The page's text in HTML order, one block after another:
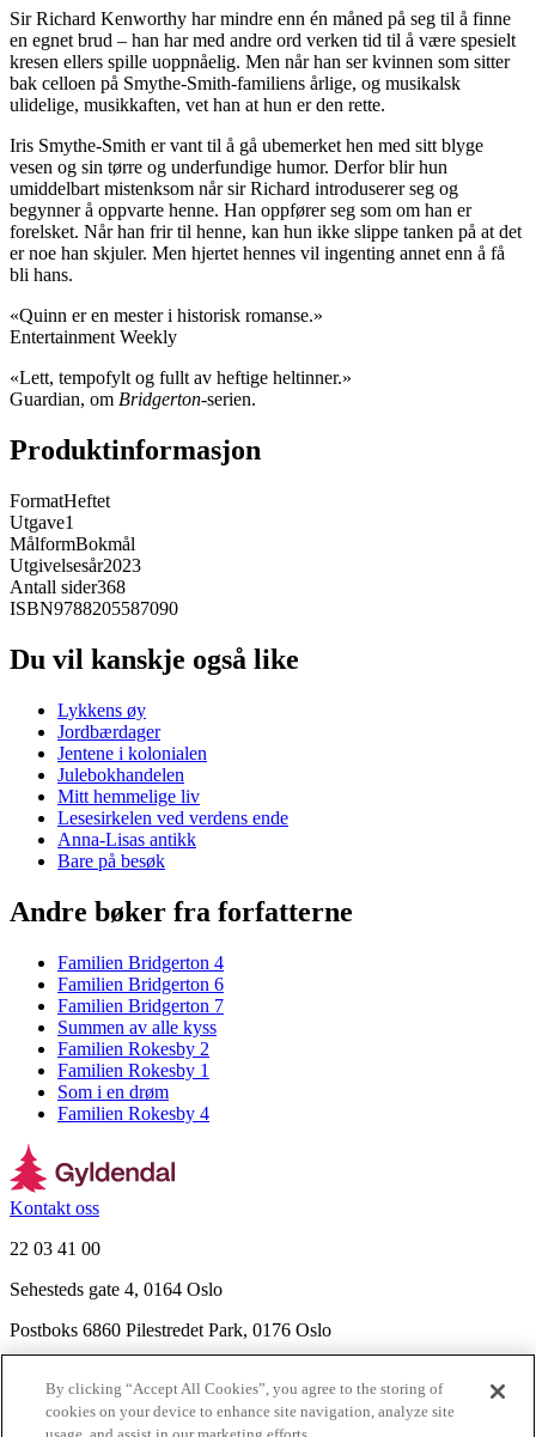
Sir Richard Kenworthy har mindre enn én måned på seg til å finne
en egnet brud – han har med andre ord verken tid til å være spesielt
kresen ellers spille uoppnåelig. Men når han ser kvinnen som sitter
bak celloen på Smythe-Smith-familiens årlige, og musikalsk
ulidelige, musikkaften, vet han at hun er den rette.
Iris Smythe-Smith er vant til å gå ubemerket hen med sitt blyge
vesen og sin tørre og underfundige humor. Derfor blir hun
umiddelbart mistenksom når sir Richard introduserer seg og
begynner å oppvarte henne. Han oppfører seg som om han er
forelsket. Når han frir til henne, kan hun ikke slippe tanken på at det
er noe han skjuler. Men hjertet hennes vil ingenting annet enn å få
bli hans.
«Quinn er en mester i historisk romanse.»
Entertainment Weekly
«Lett, tempofylt og fullt av heftige heltinner.»
Guardian, om Bridgerton-serien.
Produktinformasjon
FormatHeftet
Utgave1
MålformBokmål
Utgivelsesår2023
Antall sider368
ISBN9788205587090
Du vil kanskje også like
Lykkens øy
Jordbærdager
Jentene i kolonialen
Julebokhandelen
Mitt hemmelige liv
Lesesirkelen ved verdens ende
Anna-Lisas antikk
Bare på besøk
Andre bøker fra forfatterne
Familien Bridgerton 4
Familien Bridgerton 6
Familien Bridgerton 7
Summen av alle kyss
Familien Rokesby 2
Familien Rokesby 1
Som i en drøm
Familien Rokesby 4
Kontakt oss
22 03 41 00
Sehesteds gate 4, 0164 Oslo
Postboks 6860 Pilestredet Park, 0176 Oslo
Nyhetsbrev
Ledige stillinger
By clicking “Accept All Cookies”, you agree to the storing of
cookies on your device to enhance site navigation, analyze site